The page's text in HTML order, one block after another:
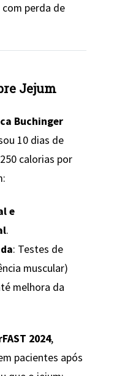
perda de
Jejum
Buchinger
10 dias de
calorias por
e
.
: Testes de
muscular)
melhora da
2024,
pacientes após